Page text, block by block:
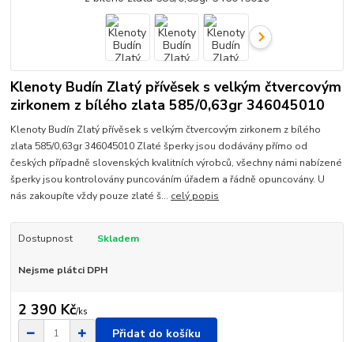
Klenoty Budín Zlatý přívěsek s velkým čtvercovým
zirkonem z bílého zlata 585/0,63gr 346045010
Klenoty Budín Zlatý přívěsek s velkým čtvercovým zirkonem z bílého
zlata 585/0,63gr 346045010 Zlaté šperky jsou dodávány přímo od
českých případně slovenských kvalitních výrobců, všechny námi nabízené
šperky jsou kontrolovány puncováním úřadem a řádně opuncovány. U
nás zakoupíte vždy pouze zlaté š... celý popis
Dostupnost Skladem
Nejsme plátci DPH
2 390 Kč/ks
Přidat do košíku